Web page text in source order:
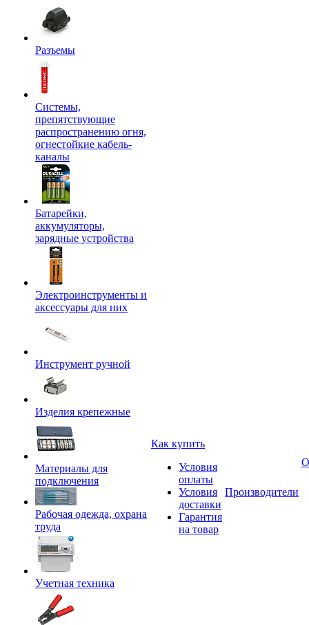
Разъемы
Системы,
препятствующие
распространению огня,
огнестойкие кабель-
каналы
Батарейки,
аккумуляторы,
зарядные устройства
Электроинструменты и
аксессуары для них
Инструмент ручной
Изделия крепежные
Материалы для
подключения
Рабочая одежда, охрана
труда
Учетная техника
Как купить
Условия
оплаты
Условия
доставки
Гарантия
на товар
Производители